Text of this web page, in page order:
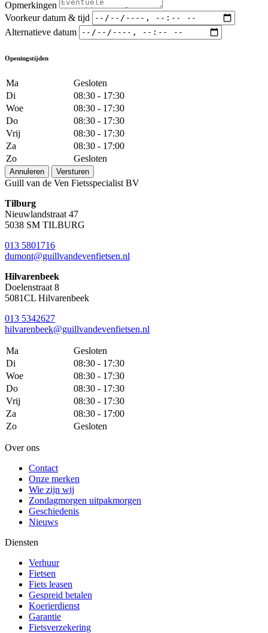
Opmerkingen
Voorkeur datum & tijd
Alternatieve datum
Openingstijden
Ma
Gesloten
Di
08:30 - 17:30
Woe
08:30 - 17:30
Do
08:30 - 17:30
Vrij
08:30 - 17:30
Za
08:30 - 17:00
Zo
Gesloten
Annuleren Versturen
Guill van de Ven Fietsspecialist BV
Tilburg
Nieuwlandstraat 47
5038 SM TILBURG
013 5801716
dumont@guillvandevenfietsen.nl
Hilvarenbeek
Doelenstraat 8
5081CL Hilvarenbeek
013 5342627
hilvarenbeek@guillvandevenfietsen.nl
Ma
Gesloten
Di
08:30 - 17:30
Woe
08:30 - 17:30
Do
08:30 - 17:30
Vrij
08:30 - 17:30
Za
08:30 - 17:00
Zo
Gesloten
Over ons
Contact
Onze merken
Wie zijn wij
Zondagmorgen uitpakmorgen
Geschiedenis
Nieuws
Diensten
Verhuur
Fietsen
Fiets leasen
Gespreid betalen
Koerierdienst
Garantie
Fietsverzekering